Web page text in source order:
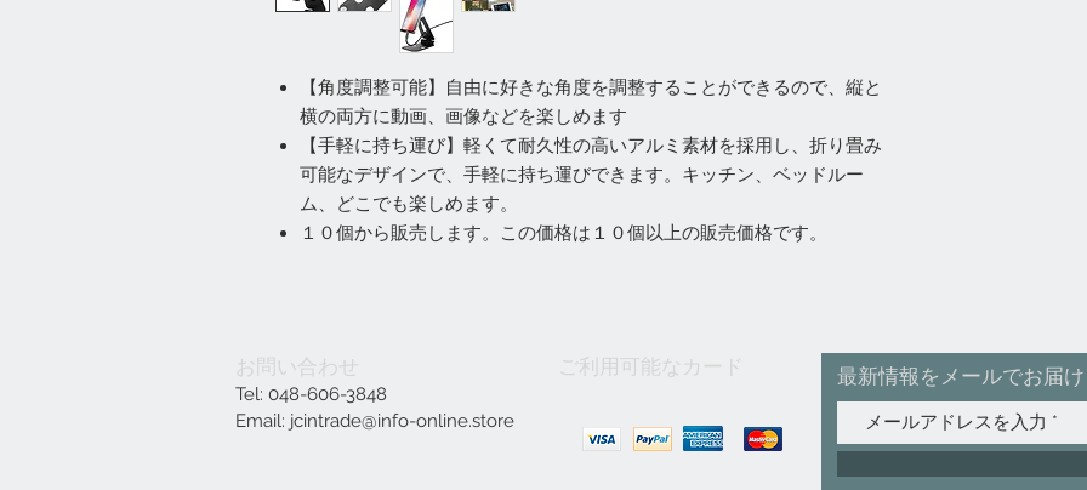
【角度調整可能】自由に好きな角度を調整することができるので、縦と
横の両方に動画、画像などを楽しめます
【手軽に持ち運び】軽くて耐久性の高いアルミ素材を採用し、折り畳み
可能なデザインで、手軽に持ち運びできます。キッチン、ベッドルー
ム、どこでも楽しめます。
１０個から販売します。この価格は１０個以上の販売価格です。
お問い合わせ
Tel: 048-606-3848
Email: jcintrade@info-online.store
ご利用可能なカード 最新情報をメールでお届